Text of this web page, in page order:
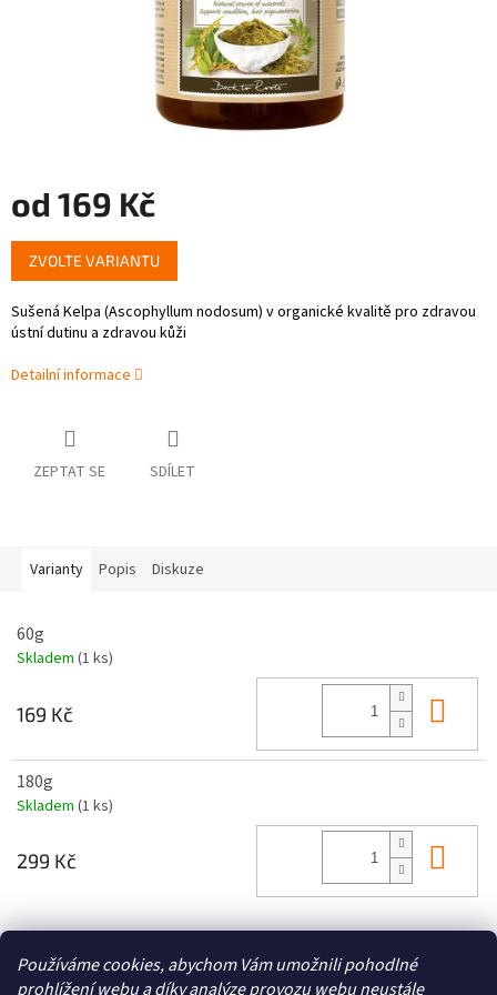
Používáme cookies, abychom Vám umožnili pohodlné
prohlížení webu a díky analýze provozu webu neustále
od 169 Kč
Měrná
cena:
ZVOLTE VARIANTU
Sušená Kelpa (Ascophyllum nodosum) v organické kvalitě pro zdravou
ústní dutinu a zdravou kůži
Detailní informace
ZEPTAT SE SDÍLET
Varianty Popis Diskuze
60g
Skladem (1 ks)
169 Kč
180g
Skladem (1 ks)
299 Kč
Zboží.cz Heureka.cz